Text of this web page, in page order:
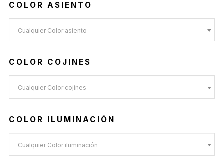
COLOR ASIENTO
Cualquier Color asiento
COLOR COJINES
Cualquier Color cojines
COLOR ILUMINACIÓN
Cualquier Color iluminación